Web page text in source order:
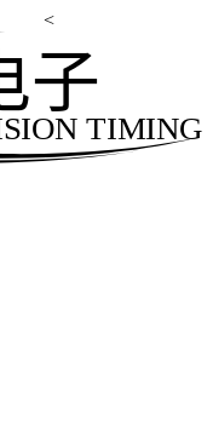
<
TIMING
子